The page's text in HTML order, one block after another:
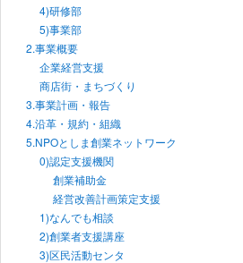
4)研修部
5)事業部
2.事業概要
企業経営支援
商店街・まちづくり
3.事業計画・報告
4.沿革・規約・組織
5.NPOとしま創業ネットワーク
0)認定支援機関
創業補助金
経営改善計画策定支援
1)なんでも相談
2)創業者支援講座
3)区民活動センタ